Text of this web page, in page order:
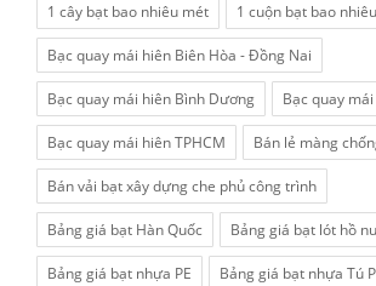
1 cây bạt bao nhiêu mét 1 cuộn bạt bao
Bạc quay mái hiên Biên Hòa - Đồng Nai
Bạc quay mái hiên Bình Dương Bạc quay
Bạc quay mái hiên TPHCM Bán lẻ màng
Bán vải bạt xây dựng che phủ công trình
Bảng giá bạt Hàn Quốc Bảng giá bạt lót hồ
Bảng giá bạt nhựa PE Bảng giá bạt nhựa Tú